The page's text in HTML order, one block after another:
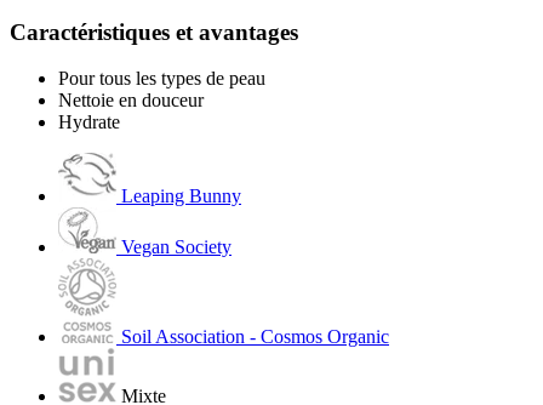
Caractéristiques et avantages
Pour tous les types de peau
Nettoie en douceur
Hydrate
Leaping Bunny
Vegan Society
Soil Association - Cosmos Organic
Mixte